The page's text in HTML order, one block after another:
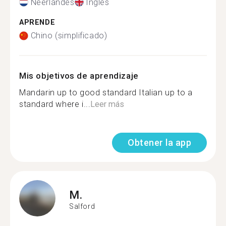
Neerlandés Inglés
APRENDE
Chino (simplificado)
Mis objetivos de aprendizaje
Mandarin up to good standard Italian up to a
standard where i...Leer más
Obtener la app
M.
Salford